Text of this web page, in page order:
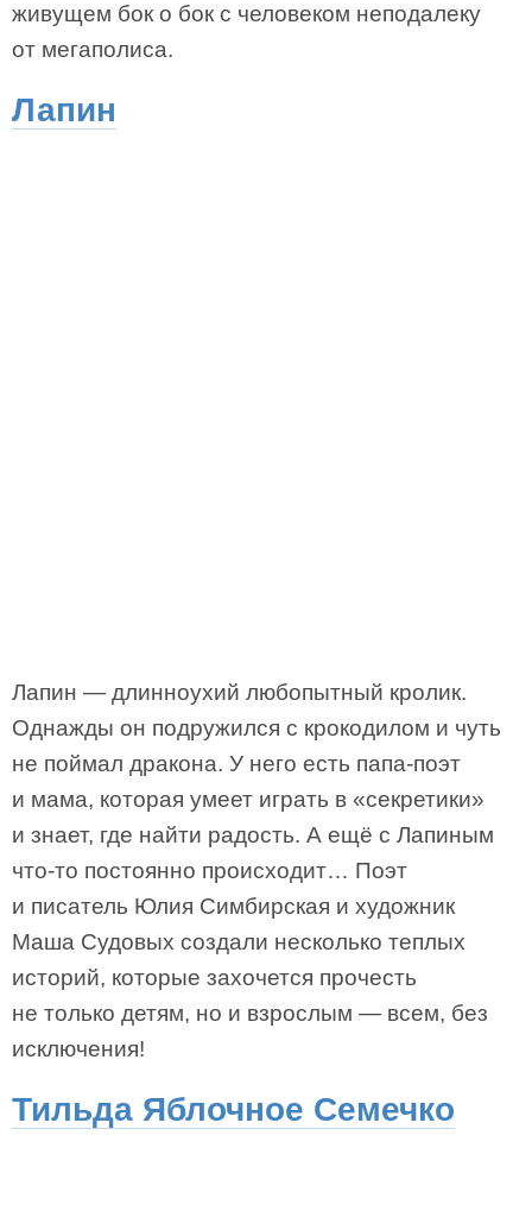
живущем бок о бок с человеком неподалеку
от мегаполиса.
Лапин
Лапин — длинноухий любопытный кролик.
Однажды он подружился с крокодилом и чуть
не поймал дракона. У него есть папа-поэт
и мама, которая умеет играть в «секретики»
и знает, где найти радость. А ещё с Лапиным
что-то постоянно происходит… Поэт
и писатель Юлия Симбирская и художник
Маша Судовых создали несколько теплых
историй, которые захочется прочесть
не только детям, но и взрослым — всем, без
исключения!
Тильда Яблочное Семечко